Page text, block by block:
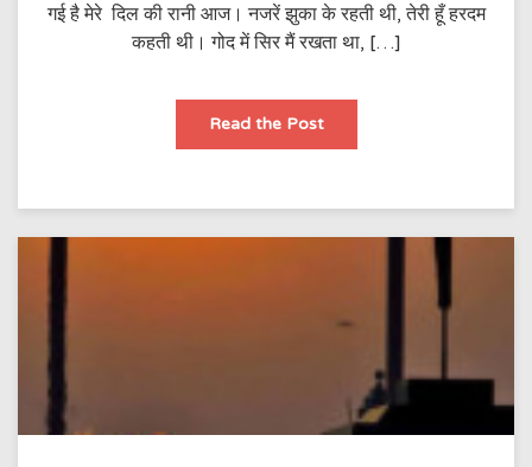
गई है मेरे दिल की रानी आज। नजरें झुका के रहती थी, तेरी हूँ हरदम
कहती थी। गोद में सिर मैं रखता था, […]
Read the Postखत्म
कहानी